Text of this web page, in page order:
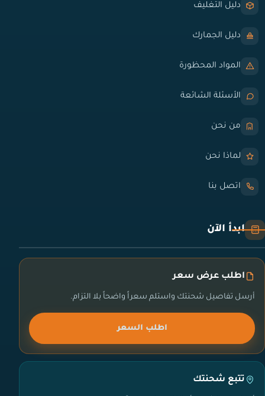
دليل التغليف
دليل الجمارك
المواد المحظورة
الأسئلة الشائعة
من نحن
لماذا نحن
اتصل بنا
ابدأ الآن
اطلب عرض سعر
أرسل تفاصيل شحنتك واستلم سعراً واضحاً بلا التزام.
اطلب السعر
تتبع شحنتك